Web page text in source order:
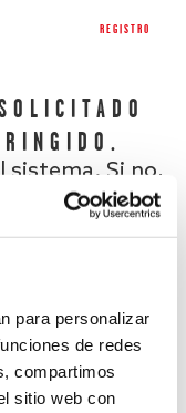
para personalizar
de redes
compartimos
sitio web con
REGISTRO
sistema. Si no,